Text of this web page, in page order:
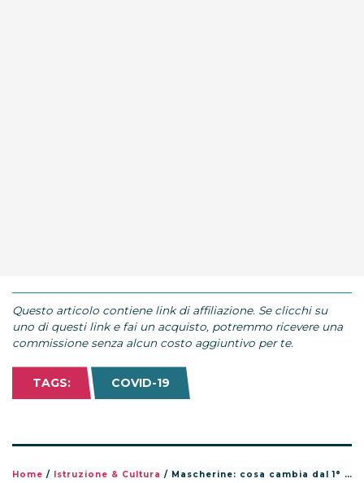
Questo articolo contiene link di affiliazione. Se clicchi su
uno di questi link e fai un acquisto, potremmo ricevere una
commissione senza alcun costo aggiuntivo per te.
TAGS: COVID-19
Home / Istruzione & Cultura / Mascherine: cosa cambia dal 1° ottobre 2022